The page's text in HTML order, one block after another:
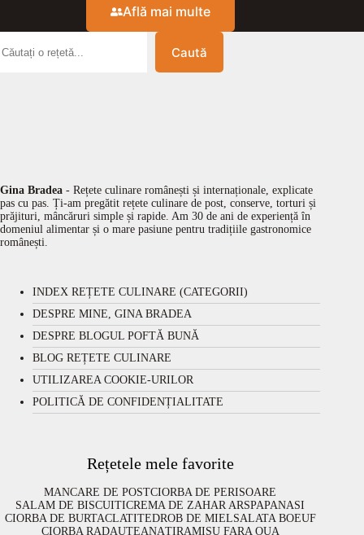
Află mai multe
Caută
Gina Bradea - Rețete culinare românești și internaționale, explicate
pas cu pas. Ți-am pregătit rețete culinare de post, conserve, torturi și
prăjituri, mâncăruri simple și rapide. Am 30 de ani de experiență în
domeniul alimentar și o mare pasiune pentru tradițiile gastronomice
românești.
INDEX REȚETE CULINARE (CATEGORII)
DESPRE MINE, GINA BRADEA
DESPRE BLOGUL POFTĂ BUNĂ
BLOG REȚETE CULINARE
UTILIZAREA COOKIE-URILOR
POLITICĂ DE CONFIDENȚIALITATE
Rețetele mele favorite
MANCARE DE POSTCIORBA DE PERISOARE
SALAM DE BISCUITICREMA DE ZAHAR ARSPAPANASI
CIORBA DE BURTACLATITEDROB DE MIELSALATA BOEUF
CIORBA RADAUTEANATIRAMISU FARA OUA